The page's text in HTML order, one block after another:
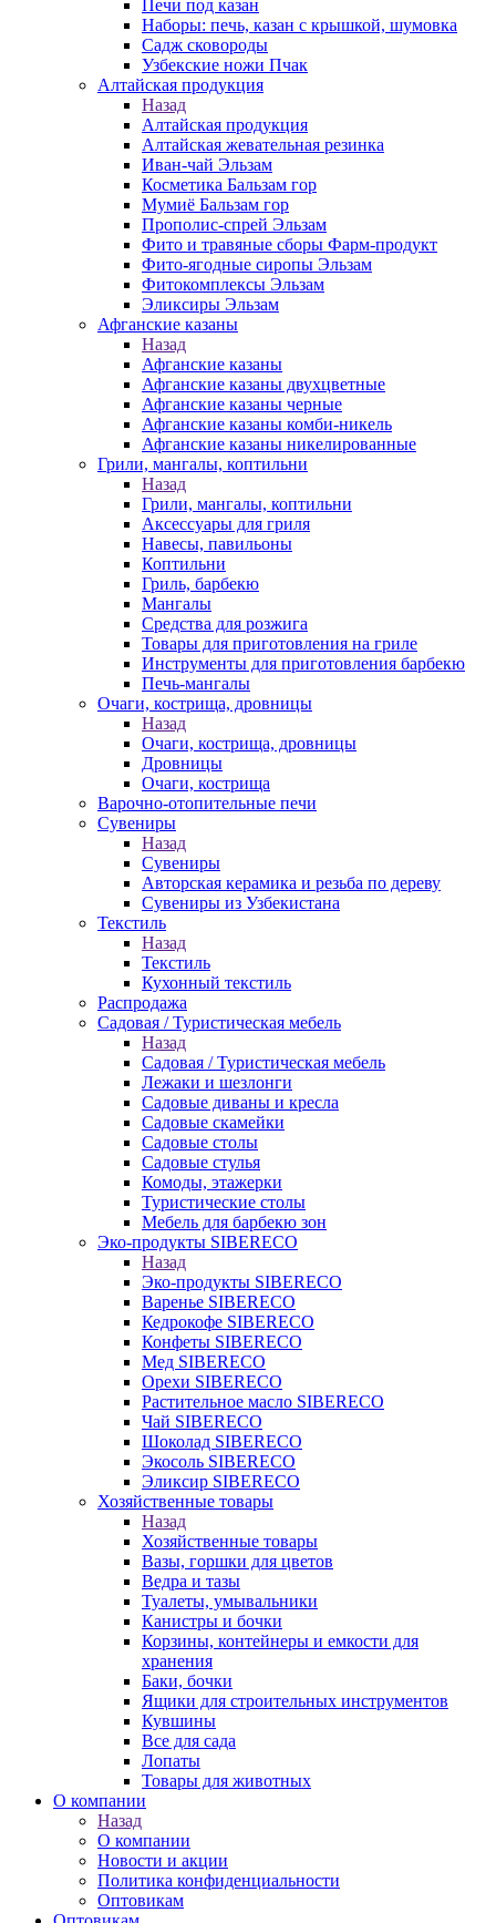
Печи под казан
Наборы: печь, казан с крышкой, шумовка
Садж сковороды
Узбекские ножи Пчак
Алтайская продукция
Назад
Алтайская продукция
Алтайская жевательная резинка
Иван-чай Эльзам
Косметика Бальзам гор
Мумиё Бальзам гор
Прополис-спрей Эльзам
Фито и травяные сборы Фарм-продукт
Фито-ягодные сиропы Эльзам
Фитокомплексы Эльзам
Эликсиры Эльзам
Афганские казаны
Назад
Афганские казаны
Афганские казаны двухцветные
Афганские казаны черные
Афганские казаны комби-никель
Афганские казаны никелированные
Грили, мангалы, коптильни
Назад
Грили, мангалы, коптильни
Аксессуары для гриля
Навесы, павильоны
Коптильни
Гриль, барбекю
Мангалы
Средства для розжига
Товары для приготовления на гриле
Инструменты для приготовления барбекю
Печь-мангалы
Очаги, кострища, дровницы
Назад
Очаги, кострища, дровницы
Дровницы
Очаги, кострища
Варочно-отопительные печи
Сувениры
Назад
Сувениры
Авторская керамика и резьба по дереву
Сувениры из Узбекистана
Текстиль
Назад
Текстиль
Кухонный текстиль
Распродажа
Садовая / Туристическая мебель
Назад
Садовая / Туристическая мебель
Лежаки и шезлонги
Садовые диваны и кресла
Садовые скамейки
Садовые столы
Садовые стулья
Комоды, этажерки
Туристические столы
Мебель для барбекю зон
Эко-продукты SIBERECO
Назад
Эко-продукты SIBERECO
Варенье SIBERECO
Кедрокофе SIBERECO
Конфеты SIBERECO
Мед SIBERECO
Орехи SIBERECO
Растительное масло SIBERECO
Чай SIBERECO
Шоколад SIBERECO
Экосоль SIBERECO
Эликсир SIBERECO
Хозяйственные товары
Назад
Хозяйственные товары
Вазы, горшки для цветов
Ведра и тазы
Туалеты, умывальники
Канистры и бочки
Корзины, контейнеры и емкости для
хранения
Баки, бочки
Ящики для строительных инструментов
Кувшины
Все для сада
Лопаты
Товары для животных
О компании
Назад
О компании
Новости и акции
Политика конфиденциальности
Оптовикам